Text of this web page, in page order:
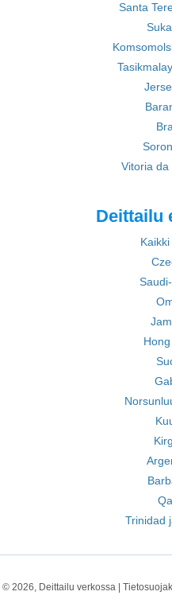
Santa
Vitoria da
Deittailu
Trinidad
© 2026, Deittailu verkossa |